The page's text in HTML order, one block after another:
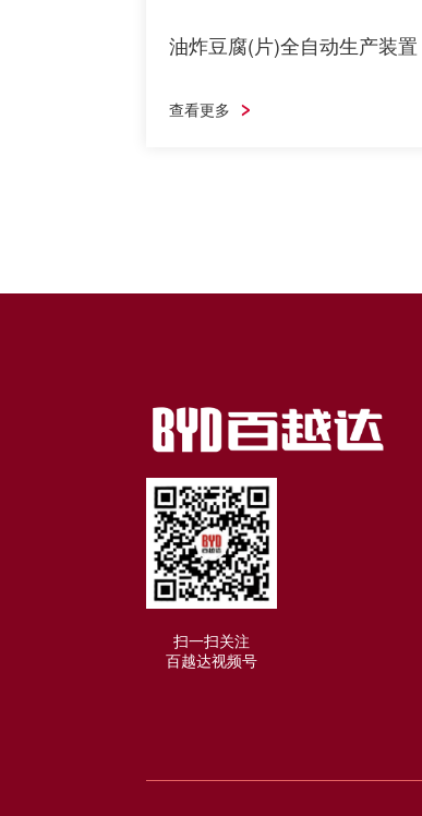
油炸豆腐(片)全自动生产装置
查看更多
扫一扫关注
百越达视频号